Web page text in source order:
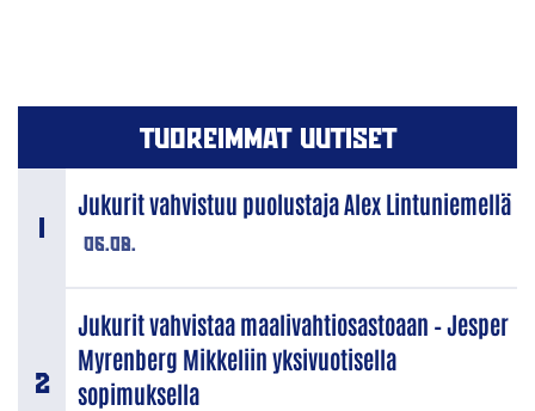
TUOREIMMAT UUTISET
06.08.
Jukurit vahvistuu puolustaja Alex Lintuniemellä
Jukurit vahvistaa maalivahtiosastoaan – Jesper
Myrenberg Mikkeliin yksivuotisella
sopimuksella